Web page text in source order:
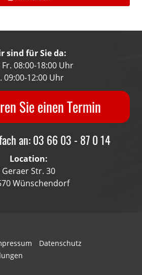
sind für Sie da:
Fr. 08:00-18:00 Uhr
09:00-12:00 Uhr
Sie einen Termin
an: 03 66 03 - 87 0 14
Location:
Geraer Str. 30
Wünschendorf
Datenschutz